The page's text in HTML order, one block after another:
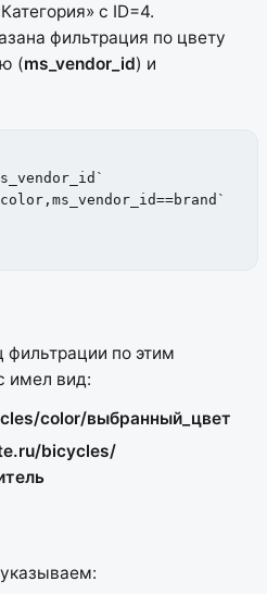
с ID=4.
фильтрация по цвету
(ms_vendor_id) и
по этим
имел вид:
color/выбранный_цвет
bicycles/